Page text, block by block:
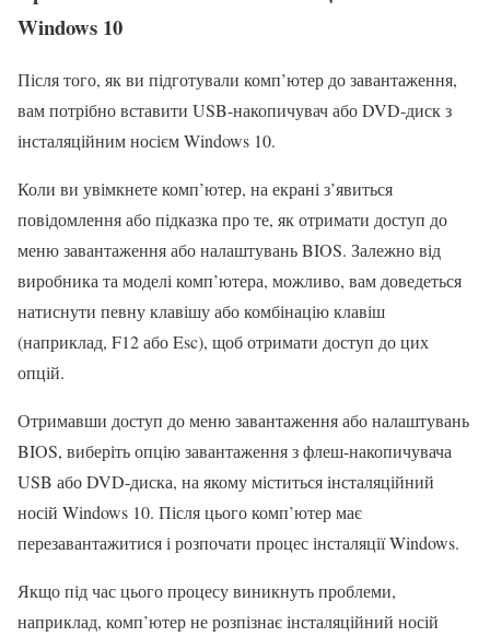
Windows 10
Після того, як ви підготували комп’ютер до завантаження,
вам потрібно вставити USB-накопичувач або DVD-диск з
інсталяційним носієм Windows 10.
Коли ви увімкнете комп’ютер, на екрані з’явиться
повідомлення або підказка про те, як отримати доступ до
меню завантаження або налаштувань BIOS. Залежно від
виробника та моделі комп’ютера, можливо, вам доведеться
натиснути певну клавішу або комбінацію клавіш
(наприклад, F12 або Esc), щоб отримати доступ до цих
опцій.
Отримавши доступ до меню завантаження або налаштувань
BIOS, виберіть опцію завантаження з флеш-накопичувача
USB або DVD-диска, на якому міститься інсталяційний
носій Windows 10. Після цього комп’ютер має
перезавантажитися і розпочати процес інсталяції Windows.
Якщо під час цього процесу виникнуть проблеми,
наприклад, комп’ютер не розпізнає інсталяційний носій